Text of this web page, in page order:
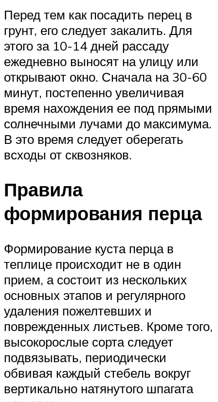
Перед тем как посадить перец в
грунт, его следует закалить. Для
этого за 10-14 дней рассаду
ежедневно выносят на улицу или
открывают окно. Сначала на 30-60
минут, постепенно увеличивая
время нахождения ее под прямыми
солнечными лучами до максимума.
В это время следует оберегать
всходы от сквозняков.
Правила
формирования перца
Формирование куста перца в
теплице происходит не в один
прием, а состоит из нескольких
основных этапов и регулярного
удаления пожелтевших и
поврежденных листьев. Кроме того,
высокорослые сорта следует
подвязывать, периодически
обвивая каждый стебель вокруг
вертикально натянутого шпагата